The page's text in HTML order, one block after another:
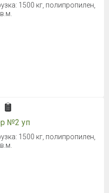
1500 кг, полипропилен,
№2 уп
1500 кг, полипропилен,